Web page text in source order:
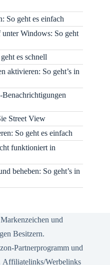
So geht es einfach
Windows: So geht
es schnell
aktivieren: So geht’s in
Street View
So geht es einfach
funktioniert in
beheben: So geht’s in
und
Besitzern.
Partnerprogramm und
Affiliatelinks/Werbelinks